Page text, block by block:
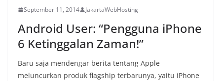
September 11, 2014 JakartaWebHosting
Android User: “Pengguna iPhone
6 Ketinggalan Zaman!”
Baru saja mendengar berita tentang Apple
meluncurkan produk flagship terbarunya, yaitu iPhone